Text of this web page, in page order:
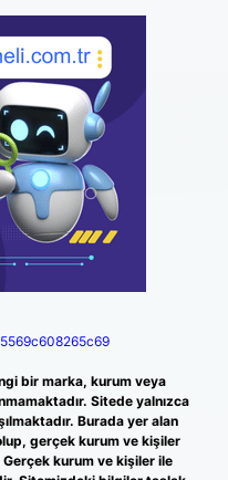
bir marka, kurum veya
Sitede yalnızca
Burada yer alan
gerçek kurum ve kişiler
Gerçek kurum ve kişiler ile